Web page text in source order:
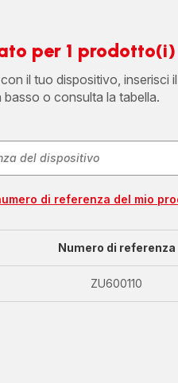
per 1 prodotto(i)
il tuo dispositivo, inserisci
basso o consulta la tabella.
di referenza del mio
Numero di referenza
ZU600110